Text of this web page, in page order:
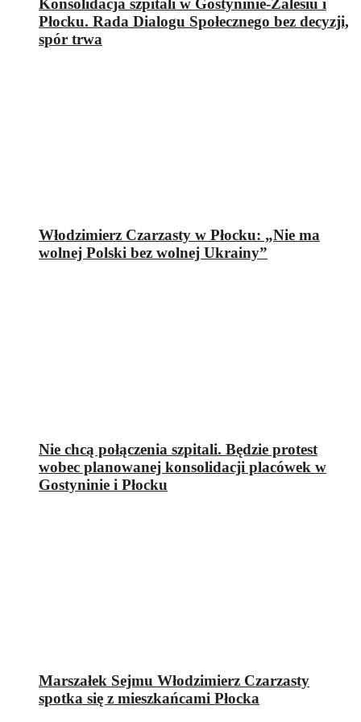
Konsolidacja szpitali w Gostyninie-Zalesiu i
Płocku. Rada Dialogu Społecznego bez decyzji,
spór trwa
Włodzimierz Czarzasty w Płocku: „Nie ma
wolnej Polski bez wolnej Ukrainy”
Nie chcą połączenia szpitali. Będzie protest
wobec planowanej konsolidacji placówek w
Gostyninie i Płocku
Marszałek Sejmu Włodzimierz Czarzasty
spotka się z mieszkańcami Płocka